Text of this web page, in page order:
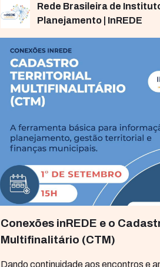
Rede Brasileira de
Planejamento | InREDE
Conexões inREDE e o
Multifinalitário (CTM)
Dando continuidade aos encontros e